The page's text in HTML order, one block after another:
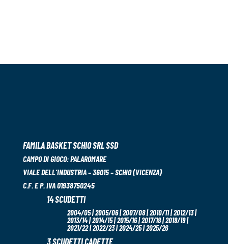
FAMILA BASKET SCHIO SRL SSD
CAMPO DI GIOCO:PALAROMARE
VIALE DELL’INDUSTRIA – 36015 – SCHIO (VICENZA)
C.F. E P. IVA 01938750245
14 SCUDETTI
2004/05 | 2005/06 | 2007/08 | 2010/11 | 2012/13 |
2013/14 | 2014/15 | 2015/16 | 2017/18 | 2018/19 |
2021/22 | 2022/23 | 2024/25 | 2025/26
3 SCUDETTI CADETTE